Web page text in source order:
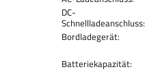
DC-
Schnellladeanschluss:
Bordladegerät:
Batteriekapazität: